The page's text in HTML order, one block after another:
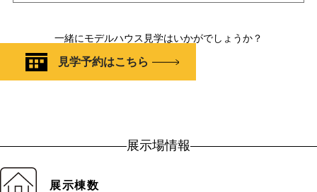
一緒にモデルハウス見学はいかがでしょうか？
見学予約はこちら
展示場情報
展示棟数